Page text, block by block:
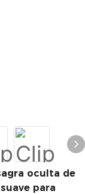
oculta de
para